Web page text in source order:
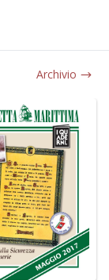
Archivio